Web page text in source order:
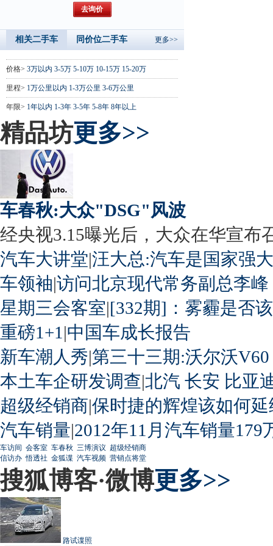
相关二手车 同价位二手车 更多>>
价格> 3万以内 3-5万 5-10万 10-15万 15-20万
里程> 1万公里以内 1-3万公里 3-6万公里
年限> 1年以内 1-3年 3-5年 5-8年 8年以上
精品坊更多>>
车春秋:大众"DSG"风波
经央视3.15曝光后，大众在华宣布
汽车大讲堂|汪大总:汽车是国家强
车领袖|访问北京现代常务副总李峰
星期三会客室|[332期]：雾霾是否
重磅1+1 |中国车成长报告
新车潮人秀|第三十三期:沃尔沃
本土车企研发调查|北汽 长安 比亚
超级经销商|保时捷的辉煌该如何延
汽车销量|2012年11月汽车销量179
车访间 会客室 车春秋 三博演议 超级经销商
信访办 悟透社 金狐谍 汽车视频 营销点将堂
搜狐博客·微博更多>>
路试谍照